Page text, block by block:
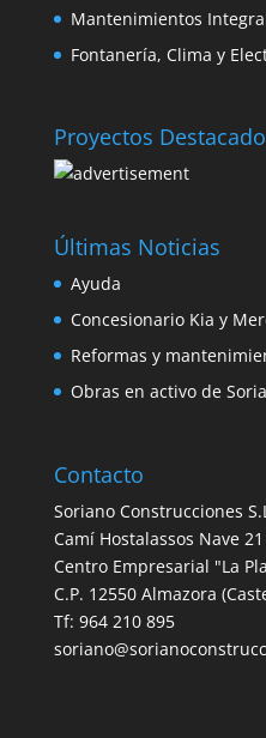
Mantenimientos
Fontanería, Clima y
Proyectos
Últimas Noticias
Ayuda
Concesionario Kia y
Reformas y
Obras en activo de
Contacto
Soriano Construcciones
Camí Hostalassos Nave 21
Centro Empresarial "La
C.P. 12550 Almazora
Tf: 964 210 895